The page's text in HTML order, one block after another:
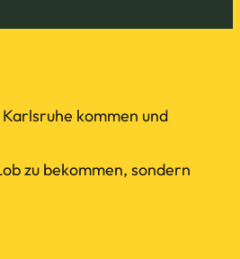
kommen und
zu bekommen, sondern